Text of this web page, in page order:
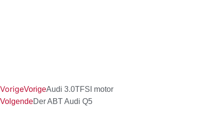
VorigeVorigeAudi 3.0TFSI motor
VolgendeDer ABT Audi Q5